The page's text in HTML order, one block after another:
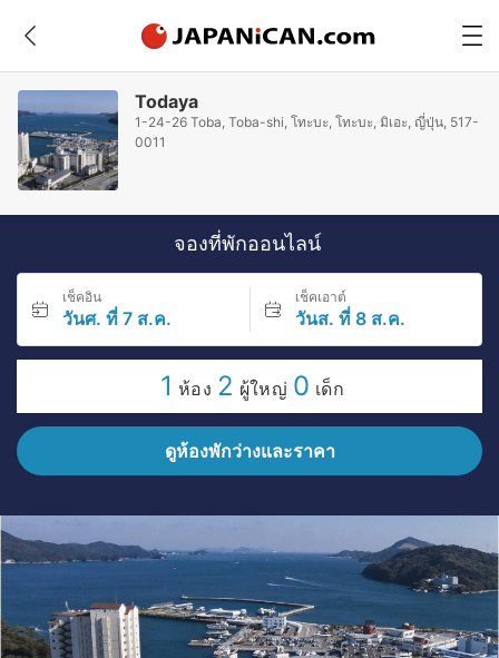
Todaya
1-24-26 Toba, Toba-shi, โทะบะ, โทะบะ, มิเอะ, ญี่ปุ่น, 517-
0011
จองที่พักออนไลน์
เช็คอิน
วันศ. ที่ 7 ส.ค.
เช็คเอาต์
วันส. ที่ 8 ส.ค.
1 ห้อง 2 ผู้ใหญ่ 0 เด็ก
ดูห้องพักว่างและราคา